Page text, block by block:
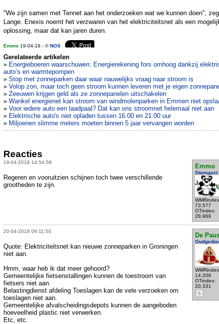
"We zijn samen met Tennet aan het onderzoeken wat we kunnen doen",
Lange. Enexis noemt het verzwaren van het elektriciteitsnet als een
oplossing, maar dat kan jaren duren.
Emmo 19-04-18 - ©NOS
Gerelateerde artikelen
» Energieboeren waarschuwen: Energierekening fors omhoog dankzij
auto’s en warmtepompen
» Stop met zonneparken daar waar nauwelijks vraag naar stroom is
» Volop zon, maar toch geen stroom kunnen leveren met je eigen
» Zeeuwen krijgen geld als ze zonnepanelen uitschakelen
» Wankel energienet kan stroom van windmolenparken in Emmen niet
» Voor iedere auto een laadpaal? Dat kan ons stroomnet helemaal niet aan
» Elektrische auto's niet opladen tussen 16.00 en 21.00 uur
» Miljoenen slimme meters moeten binnen 5 jaar vervangen worden
Reacties
19-04-2018 14:54:58
Emmo
Stamgast
73.577
OTindex:
28.969
Regeren en vooruitzien schijnen toch twee verschillende
grootheden te zijn.
20-04-2018 09:11:50
De
14.206
OTindex:
20.331
S
Quote: Elektriciteitsnet kan nieuwe zonneparken in Groningen
niet aan.
Hmm, waar heb ik dat meer gehoord?
Gemeentelijke fietsenstallingen kunnen de toestroom van
fietsers niet aan.
Belastingdienst afdeling Toeslagen kan de vele verzoeken om
toeslagen niet aan.
Gemeentelijke afvalscheidingsdepots kunnen de aangeboden
hoeveelheid plastic niet verwerken.
Etc, etc.